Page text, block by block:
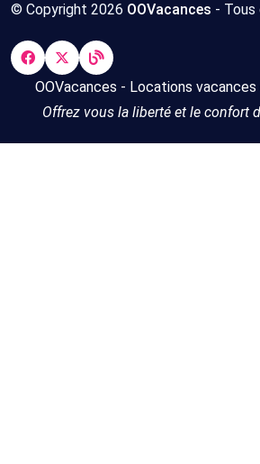
© Copyright 2026 OOVacances - Tous
OOVacances - Locations
Offrez vous la liberté et le confort